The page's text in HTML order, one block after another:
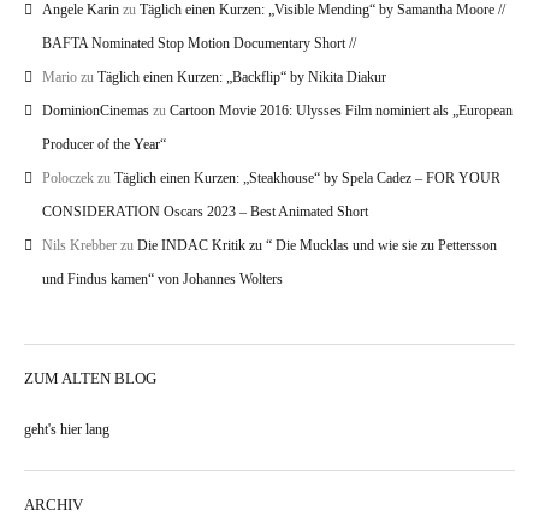
Angele Karin zu Täglich einen Kurzen: „Visible Mending“ by Samantha Moore //
BAFTA Nominated Stop Motion Documentary Short //
Mario zu Täglich einen Kurzen: „Backflip“ by Nikita Diakur
DominionCinemas zu Cartoon Movie 2016: Ulysses Film nominiert als „European
Producer of the Year“
Poloczek zu Täglich einen Kurzen: „Steakhouse“ by Spela Cadez – FOR YOUR
CONSIDERATION Oscars 2023 – Best Animated Short
Nils Krebber zu Die INDAC Kritik zu “ Die Mucklas und wie sie zu Pettersson
und Findus kamen“ von Johannes Wolters
ZUM ALTEN BLOG
geht's hier lang
ARCHIV